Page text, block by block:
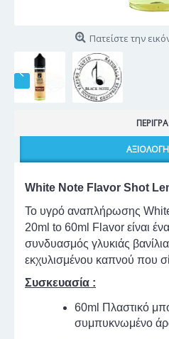
Πατείστε την
White Note Flavor Shot
To υγρό αναπλήρωσης
20ml to 60ml Flavor είναι
συνδυασμός γλυκιάς
εκχυλισμένου καπνού που
Συσκευασία :
60ml Πλαστικό
συμπυκνωμένο